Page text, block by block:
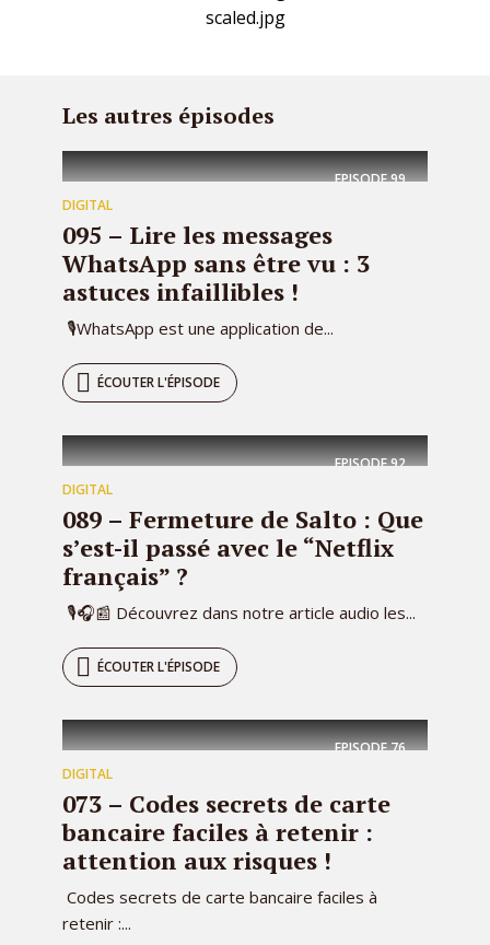
Les autres épisodes
EPISODE99
DIGITAL
095 – Lire les messages
WhatsApp sans être vu : 3
astuces infaillibles !
🎙WhatsApp est une application de...
ÉCOUTER L'ÉPISODE
EPISODE92
DIGITAL
089 – Fermeture de Salto : Que
s’est-il passé avec le “Netflix
français” ?
🎙🎧📰 Découvrez dans notre article audio les...
ÉCOUTER L'ÉPISODE
EPISODE76
DIGITAL
073 – Codes secrets de carte
bancaire faciles à retenir :
attention aux risques !
Codes secrets de carte bancaire faciles à
retenir :...